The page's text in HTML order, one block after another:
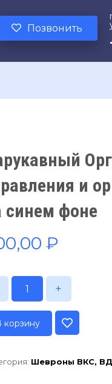
Позвонить
и
синем фоне
₽
+
корзину
Шевроны ВКС,